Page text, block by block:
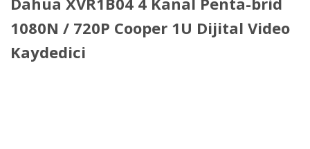
1080N / 720P Cooper 1U Dijital Video
Kaydedici